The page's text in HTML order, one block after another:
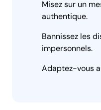
Misez sur un
authentique.
Bannissez les
impersonnels.
Adaptez-vous